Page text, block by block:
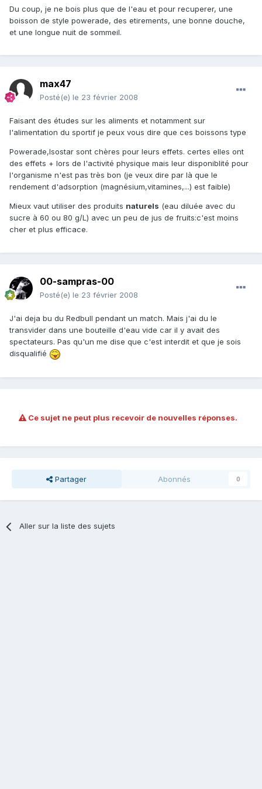
Du coup, je ne bois plus que de l'eau et pour recuperer, une
boisson de style powerade, des etirements, une bonne douche,
et une longue nuit de sommeil.
max47
Posté(e) le 23 février 2008
Faisant des études sur les aliments et notamment sur
l'alimentation du sportif je peux vous dire que ces boissons type
Powerade,Isostar sont chères pour leurs effets. certes elles ont
des effets + lors de l'activité physique mais leur disponiblité pour
l'organisme n'est pas très bon (je veux dire par là que le
rendement d'adsorption (magnésium,vitamines,...) est faible)
Mieux vaut utiliser des produits naturels (eau diluée avec du
sucre à 60 ou 80 g/L) avec un peu de jus de fruits:c'est moins
cher et plus efficace.
00-sampras-00
Posté(e) le 23 février 2008
J'ai deja bu du Redbull pendant un match. Mais j'ai du le
transvider dans une bouteille d'eau vide car il y avait des
spectateurs. Pas qu'un me dise que c'est interdit et que je sois
disqualifié
Ce sujet ne peut plus recevoir de nouvelles réponses.
Partager Abonnés 0
Aller sur la liste des sujets